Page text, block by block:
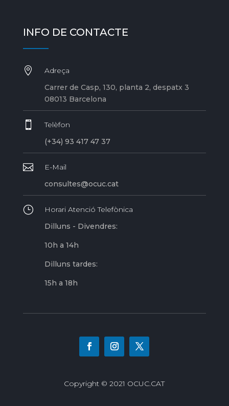
INFO DE CONTACTE

Adreça
Carrer de Casp, 130, planta 2, despatx 3
08013 Barcelona

Telèfon
(+34) 93 417 47 37

E-Mail
consultes@ocuc.cat
}
Horari Atenció Telefònica
Dilluns - Divendres:
10h a 14h
Dilluns tardes:
15h a 18h
Copyright © 2021 OCUC.CAT